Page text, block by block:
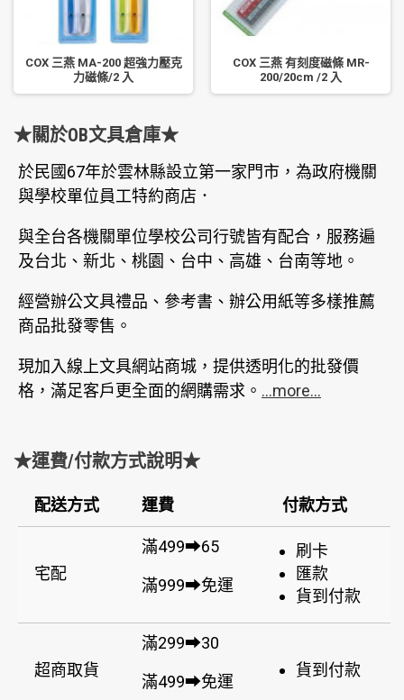
COX 三燕 MA-200 超強力壓克
力磁條/2 入
COX 三燕 有刻度磁條 MR-
200/20cm /2 入
★關於OB文具倉庫★
於民國67年於雲林縣設立第一家門市，為政府機關
與學校單位員工特約商店．
與全台各機關單位學校公司行號皆有配合，服務遍
及台北、新北、桃園、台中、高雄、台南等地。
經營辦公文具禮品、參考書、辦公用紙等多樣推薦
商品批發零售。
現加入線上文具網站商城，提供透明化的批發價
格，滿足客戶更全面的網購需求。 ...more...
★運費/付款方式說明★
配送方式 運費 付款方式
宅配
滿499➡65
滿999➡免運
刷卡
匯款
貨到付款
超商取貨
滿299➡30
滿499➡免運
貨到付款